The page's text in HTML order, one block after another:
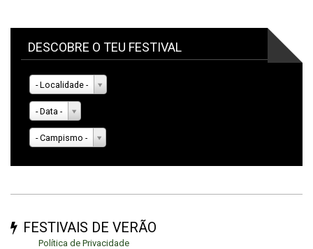
DESCOBRE O TEU FESTIVAL
- Localidade -
- Data -
- Campismo -
FESTIVAIS DE VERÃO
Política de Privacidade